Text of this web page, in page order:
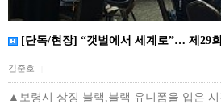
[단독/현장] “갯벌에서 세계로”… 제29
김준호
▲보령시 상징 블랙,블랙 유니폼을 입은